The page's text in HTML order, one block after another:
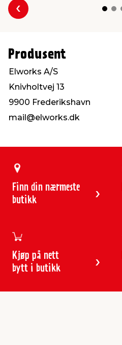
Forrige
Produsent
Elworks A/S
Knivholtvej 13
9900 Frederikshavn
mail@elworks.dk
Finn din nærmeste
butikk
Kjøp på nett
bytt i butikk